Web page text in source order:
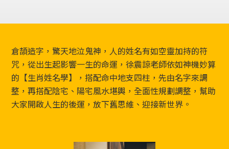
Footer
倉頡造字，驚天地泣鬼神，人的姓名有如空靈加持的符
咒，從出生起影響一生的命運，徐震諒老師依如神機妙算
的【生肖姓名學】，搭配命中地支四柱，先由名字來調
整，再搭配陰宅、陽宅風水堪輿，全面性規劃調整，幫助
大家開啟人生的後運，放下舊思維、迎接新世界。